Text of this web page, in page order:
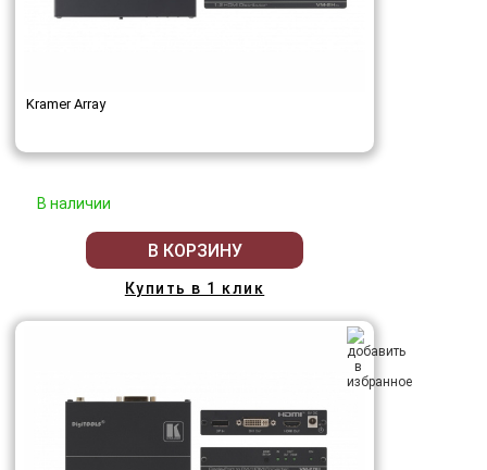
Kramer Array
В наличии
В КОРЗИНУ
Купить в 1 клик